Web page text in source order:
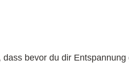
bevor du dir